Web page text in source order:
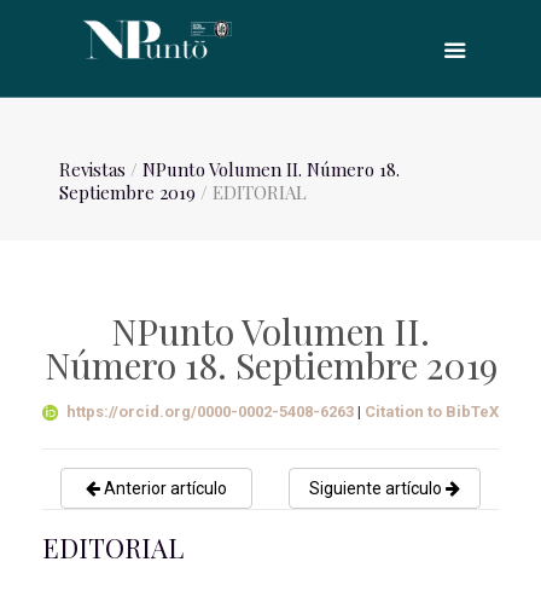
Revistas / NPunto Volumen II. Número 18.
Septiembre 2019 / EDITORIAL
NPunto Volumen II.
Número 18. Septiembre 2019
https://orcid.org/0000-0002-5408-6263| Citation to BibTeX
Anterior artículo Siguiente artículo
EDITORIAL